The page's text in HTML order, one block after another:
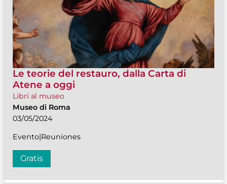
Le teorie del restauro, dalla Carta di
Atene a oggi
Libri al museo
Museo di Roma
03/05/2024
Evento|Reuniones
Gratis